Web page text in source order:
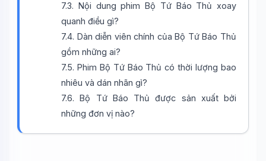
7.3. Nội dung phim Bộ Tứ Báo Thủ xoay
quanh điều gì?
7.4. Dàn diễn viên chính của Bộ Tứ Báo Thủ
gồm những ai?
7.5. Phim Bộ Tứ Báo Thủ có thời lượng bao
nhiêu và dán nhãn gì?
7.6. Bộ Tứ Báo Thủ được sản xuất bởi
những đơn vị nào?
🤖 Wiki Trợ Lý
Sẵn sàng hỗ trợ
🎓
Xin chào!
Tôi là trợ lý AI của TuDienWiki. Hãy hỏi tôi bất kỳ điều gì